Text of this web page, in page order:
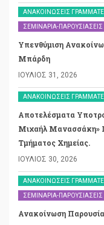
ΑΝΑΚΟΙΝΏΣΕΙΣ
ΣΕΜΙΝΆΡΙΑ-ΠΑΡΟΥΣΙΆΣΕΙΣ
Υπενθύμιση
Μπάρδη
ΙΟΎΛΙΟΣ 31, 2026
ΑΝΑΚΟΙΝΏΣΕΙΣ
Αποτελέσματα
Μιχαήλ Μανασσάκη»
Τμήματος Χημείας.
ΙΟΎΛΙΟΣ 30, 2026
ΑΝΑΚΟΙΝΏΣΕΙΣ
ΣΕΜΙΝΆΡΙΑ-ΠΑΡΟΥΣΙΆΣΕΙΣ
Ανακοίνωση